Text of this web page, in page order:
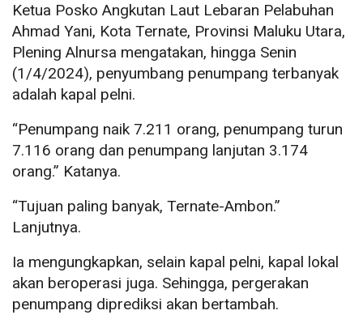
Ketua Posko Angkutan Laut Lebaran Pelabuhan
Ahmad Yani, Kota Ternate, Provinsi Maluku Utara,
Plening Alnursa mengatakan, hingga Senin
(1/4/2024), penyumbang penumpang terbanyak
adalah kapal pelni.
“Penumpang naik 7.211 orang, penumpang turun
7.116 orang dan penumpang lanjutan 3.174
orang.” Katanya.
“Tujuan paling banyak, Ternate-Ambon.”
Lanjutnya.
Ia mengungkapkan, selain kapal pelni, kapal lokal
akan beroperasi juga. Sehingga, pergerakan
penumpang diprediksi akan bertambah.